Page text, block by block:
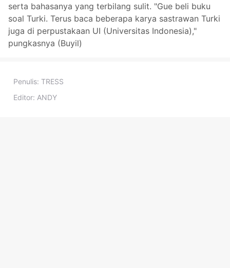
serta bahasanya yang terbilang sulit. "Gue beli buku
soal Turki. Terus baca beberapa karya sastrawan Turki
juga di perpustakaan UI (Universitas Indonesia),"
pungkasnya (Buyil)
Penulis: TRESS
Editor: ANDY